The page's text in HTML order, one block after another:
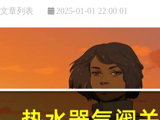
文章列表 2025-01-01 22:00:01